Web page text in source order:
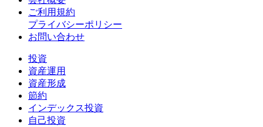
ご利用規約
プライバシーポリシー
お問い合わせ
投資
資産運用
資産形成
節約
インデックス投資
自己投資